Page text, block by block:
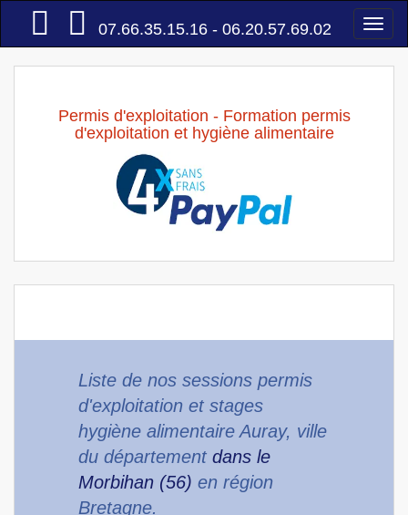
Accueil
07.66.35.15.16 - 06.20.57.69.02
Permis d'exploitation - Formation permis
d'exploitation et hygiène alimentaire
Liste de nos sessions permis
d'exploitation et stages
hygiène alimentaire Auray, ville
du département dans le
Morbihan (56) en région
Bretagne.